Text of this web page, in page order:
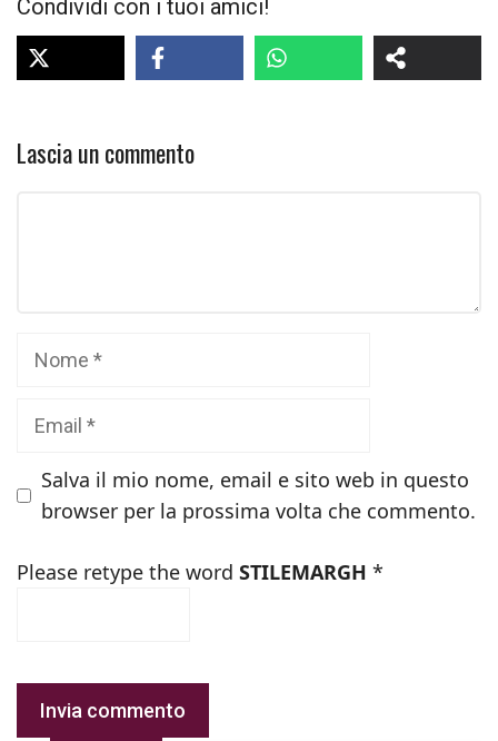
Condividi con i tuoi amici!
Lascia un commento
Salva il mio nome, email e sito web in questo
browser per la prossima volta che commento.
Please retype the word STILEMARGH *